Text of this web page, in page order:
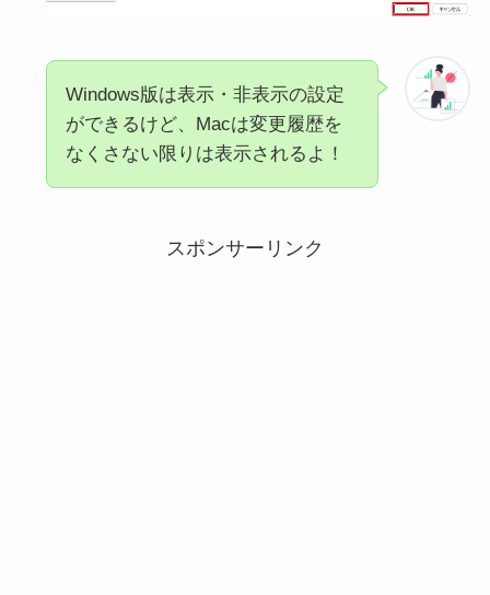
Windows版は表示・非表示の設定
ができるけど、Macは変更履歴を
なくさない限りは表示されるよ！
スポンサーリンク